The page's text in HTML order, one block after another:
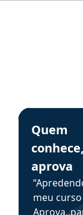
em
Estudante
Quem
conhece,
aprova
meu